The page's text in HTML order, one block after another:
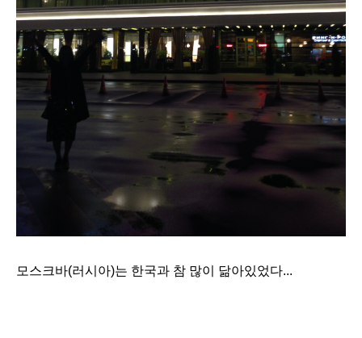
모스크바(러시아)는 한국과 참 많이 닮아있었다...